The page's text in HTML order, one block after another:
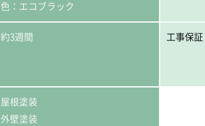
色：エコブラック
約3週間 工事保証
屋根塗装
外壁塗装